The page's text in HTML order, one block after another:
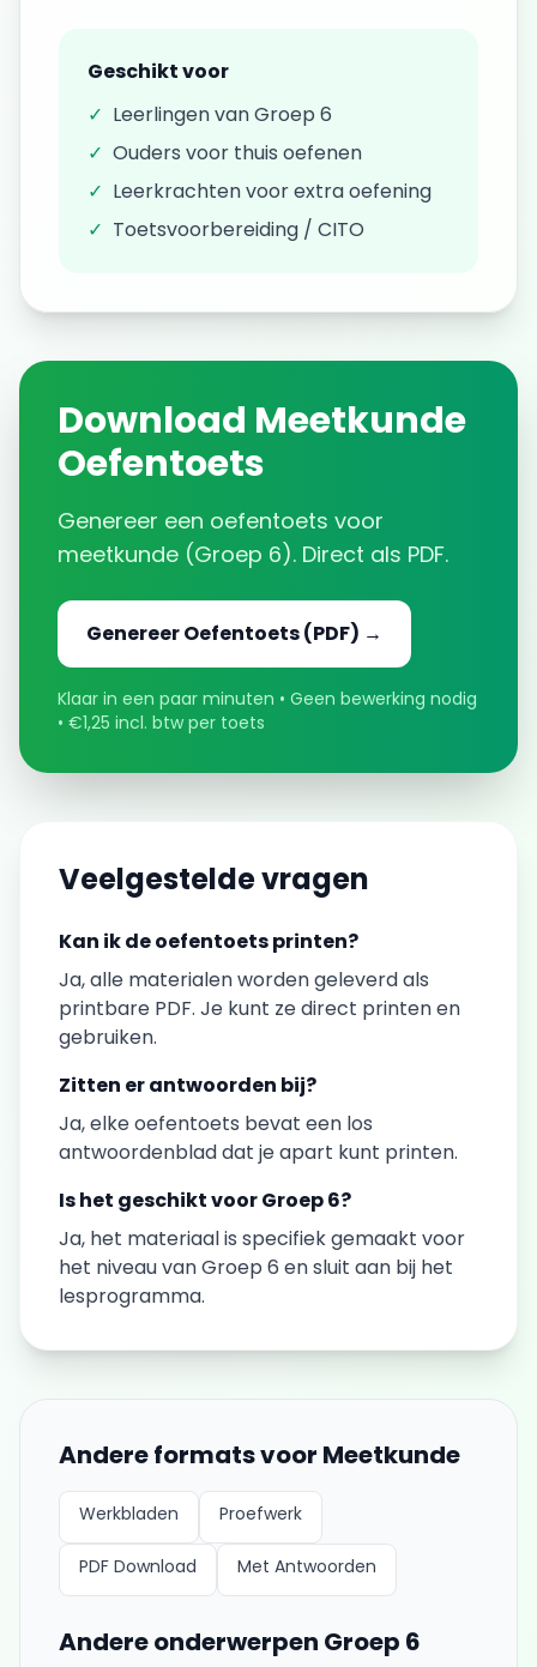
Geschikt voor
✓ Leerlingen vanGroep 6
✓ Ouders voor thuis oefenen
✓ Leerkrachten voor extra oefening
✓ Toetsvoorbereiding / CITO
Download Meetkunde
Oefentoets
Genereer een oefentoets voor
meetkunde (Groep 6). Direct als PDF.
GenereerOefentoets(PDF) →
Klaar in een paar minuten • Geen bewerking nodig
• €1,25 incl. btw per toets
Veelgestelde vragen
Kan ik deoefentoetsprinten?
Ja, alle materialen worden geleverd als
printbare PDF. Je kunt ze direct printen en
gebruiken.
Zitten er antwoorden bij?
Ja, elkeoefentoets bevat een los
antwoordenblad dat je apart kunt printen.
Is het geschikt voorGroep 6?
Ja, het materiaal is specifiek gemaakt voor
het niveau vanGroep 6 en sluit aan bij het
lesprogramma.
Andere formats voor Meetkunde
Werkbladen Proefwerk
PDF Download Met Antwoorden
Andere onderwerpen Groep 6